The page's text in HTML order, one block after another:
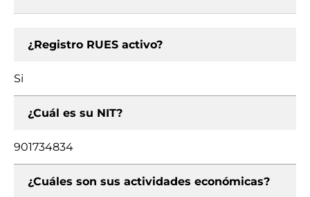
¿Registro RUES activo?
Si
¿Cuál es su NIT?
901734834
¿Cuáles son sus actividades económicas?